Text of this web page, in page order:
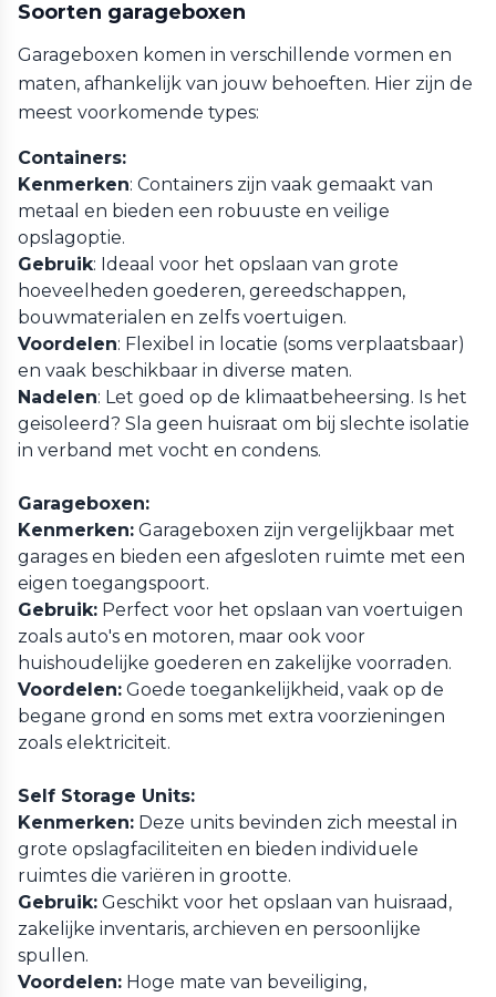
Soorten garageboxen
Garageboxen komen in verschillende vormen en
maten, afhankelijk van jouw behoeften. Hier zijn de
meest voorkomende types:
Containers:
Kenmerken: Containers zijn vaak gemaakt van
metaal en bieden een robuuste en veilige
opslagoptie.
Gebruik: Ideaal voor het opslaan van grote
hoeveelheden goederen, gereedschappen,
bouwmaterialen en zelfs voertuigen.
Voordelen: Flexibel in locatie (soms verplaatsbaar)
en vaak beschikbaar in diverse maten.
Nadelen: Let goed op de klimaatbeheersing. Is het
geisoleerd? Sla geen huisraat om bij slechte isolatie
in verband met vocht en condens.
Garageboxen:
Kenmerken: Garageboxen zijn vergelijkbaar met
garages en bieden een afgesloten ruimte met een
eigen toegangspoort.
Gebruik: Perfect voor het opslaan van voertuigen
zoals auto's en motoren, maar ook voor
huishoudelijke goederen en zakelijke voorraden.
Voordelen: Goede toegankelijkheid, vaak op de
begane grond en soms met extra voorzieningen
zoals elektriciteit.
Self Storage Units:
Kenmerken: Deze units bevinden zich meestal in
grote opslagfaciliteiten en bieden individuele
ruimtes die variëren in grootte.
Gebruik: Geschikt voor het opslaan van huisraad,
zakelijke inventaris, archieven en persoonlijke
spullen.
Voordelen: Hoge mate van beveiliging,